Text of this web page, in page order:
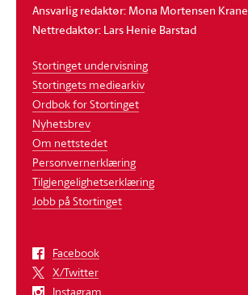
Ansvarlig redaktør: Mona Mortensen Krane
Nettredaktør: Lars Henie Barstad
Stortinget undervisning
Stortingets mediearkiv
Ordbok for Stortinget
Nyhetsbrev
Om nettstedet
Personvernerklæring
Tilgjengelighetserklæring
Jobb på Stortinget
Facebook
X/Twitter
Instagram